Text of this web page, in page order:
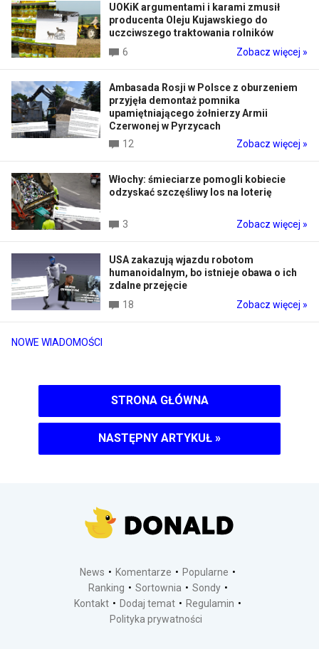
NOWE WIADOMOŚCI
UOKiK argumentami i karami zmusił
producenta Oleju Kujawskiego do
uczciwszego traktowania rolników
6
Zobacz więcej »
Ambasada Rosji w Polsce z oburzeniem
przyjęła demontaż pomnika
upamiętniającego żołnierzy Armii
Czerwonej w Pyrzycach
12
Zobacz więcej »
Włochy: śmieciarze pomogli kobiecie
odzyskać szczęśliwy los na loterię
3 Zobacz więcej »
USA zakazują wjazdu robotom
humanoidalnym, bo istnieje obawa o ich
zdalne przejęcie
18
Zobacz więcej »
STRONA GŁÓWNA
NASTĘPNY ARTYKUŁ »
News Komentarze
Popularne
Ranking
Sortownia
Sondy
Kontakt
Dodaj temat
Regulamin
Polityka prywatności